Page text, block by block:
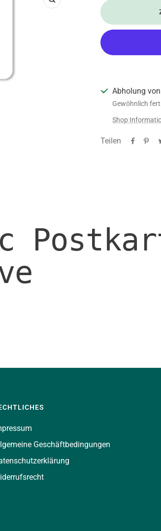
Zoom
Abholung
Gewöhnlich
Shop
Teilen
Geschäftbedingungen